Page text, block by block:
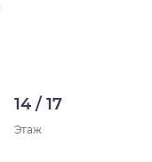
14 / 17
Этаж